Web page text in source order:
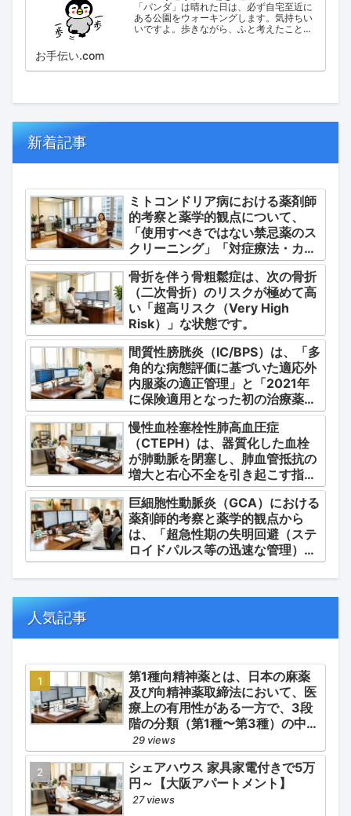
「パンダ」は晴れた日は、必ず自宅至近に
ある公園をウォーキングします。気持ちい
いですよ。歩きながら、ふと考えたこと。
お手伝い.com
新着記事
ミトコンドリア病における薬剤師
的考察と薬学的観点について、
「使用すべきではない禁忌薬のス
クリーニング」「対症療法・カク
テル療法の適正使用」「画期的な
新薬・DDSの動向」の3つの軸か
ら整理します。
骨折を伴う骨粗鬆症は、次の骨折
（二次骨折）のリスクが極めて高
い「超高リスク（Very High
Risk）」な状態です。
間質性膀胱炎（IC/BPS）は、「多
角的な病態評価に基づいた適応外
内服薬の適正管理」と「2021年
に保険適用となった初の治療薬で
あるジメチルスルホキシド
（DMSO）の安全かつ確実な調
剤・運用」に集約されます。
慢性血栓塞栓性肺高血圧症
（CTEPH）は、器質化した血栓
が肺動脈を閉塞し、肺血管抵抗の
増大と右心不全を引き起こす指定
難病（第4群肺高血圧症）です。
巨細胞性動脈炎（GCA）における
薬剤師的考察と薬学的観点から
は、「超急性期の失明回避（ステ
ロイドパルス等の迅速な管理）」
「再燃防止とステロイドの最小化
（トシリズマブやウパダシチニブ
の適正使用）」「長期ステロイド
人気記事
第1種向精神薬とは、日本の麻薬
及び向精神薬取締法において、医
療上の有用性がある一方で、3段
階の分類（第1種〜第3種）の中で
最も医療用としての濫用の危険性
が高く、有害作用が強いとされる
医薬品です。
29 views
シェアハウス 家具家電付きで5万
円～【大阪アパートメント】
27 views